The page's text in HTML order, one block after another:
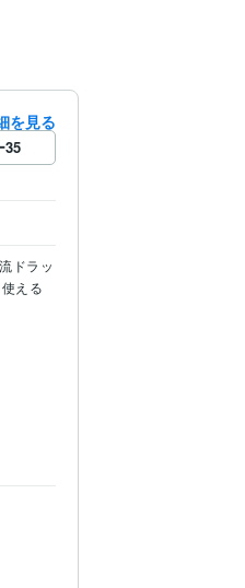
を見る
35
ドラッ
える